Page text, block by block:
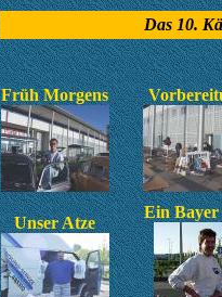
Das 10.
Früh Morgens
Unser Atze
Ein Bayer